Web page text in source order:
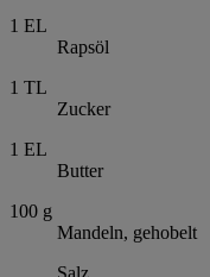
1 EL
Rapsöl
1 TL
Zucker
1 EL
Butter
100 g
Mandeln, gehobelt